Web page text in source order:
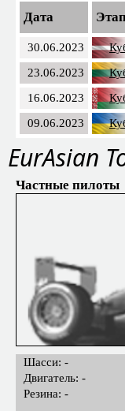
Дата
30.06.2023
23.06.2023
16.06.2023
09.06.2023
EurAsian
Частные пилоты
Шасси: -
Двигатель: -
Резина: -